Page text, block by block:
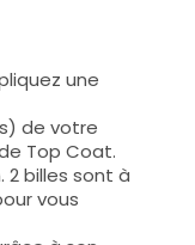
une
de votre
Top Coat.
billes sont à
vous